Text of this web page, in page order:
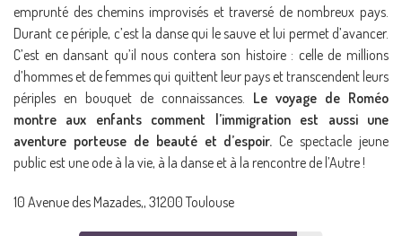
emprunté des chemins improvisés et traversé de nombreux pays.
Durant ce périple, c’est la danse qui le sauve et lui permet d’avancer.
C’est en dansant qu’il nous contera son histoire : celle de millions
d’hommes et de femmes qui quittent leur pays et transcendent leurs
périples en bouquet de connaissances. Le voyage de Roméo
montre aux enfants comment l’immigration est aussi une
aventure porteuse de beauté et d’espoir. Ce spectacle jeune
public est une ode à la vie, à la danse et à la rencontre de l’Autre !
10 Avenue des Mazades,, 31200 Toulouse